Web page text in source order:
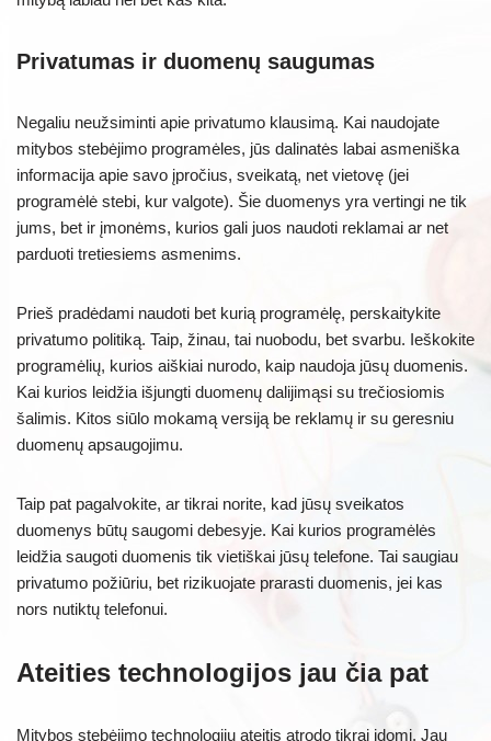
Privatumas ir duomenų saugumas
Negaliu neužsiminti apie privatumo klausimą. Kai naudojate
mitybos stebėjimo programėles, jūs dalinatės labai asmeniška
informacija apie savo įpročius, sveikatą, net vietovę (jei
programėlė stebi, kur valgote). Šie duomenys yra vertingi ne tik
jums, bet ir įmonėms, kurios gali juos naudoti reklamai ar net
parduoti tretiesiems asmenims.
Prieš pradėdami naudoti bet kurią programėlę, perskaitykite
privatumo politiką. Taip, žinau, tai nuobodu, bet svarbu. Ieškokite
programėlių, kurios aiškiai nurodo, kaip naudoja jūsų duomenis.
Kai kurios leidžia išjungti duomenų dalijimąsi su trečiosiomis
šalimis. Kitos siūlo mokamą versiją be reklamų ir su geresniu
duomenų apsaugojimu.
Taip pat pagalvokite, ar tikrai norite, kad jūsų sveikatos
duomenys būtų saugomi debesyje. Kai kurios programėlės
leidžia saugoti duomenis tik vietiškai jūsų telefone. Tai saugiau
privatumo požiūriu, bet rizikuojate prarasti duomenis, jei kas
nors nutiktų telefonui.
Ateities technologijos jau čia pat
Mitybos stebėjimo technologijų ateitis atrodo tikrai įdomi. Jau